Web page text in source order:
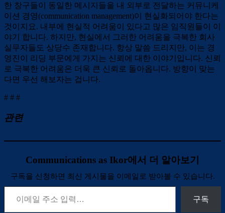
한 창구들이 동일한 메시지들을 내 외부로 전달하는 커뮤니케
이션 경영(communication management)이 현실화되어야 한다는
것이지요. 내부에 현실적 어려움이 있다고 많은 임직원들이 이
야기 합니다. 하지만, 현실에서 그러한 어려움을 극복한 회사
실무자들도 상당수 존재합니다. 항상 말씀 드리지만, 이는 경
영진이 리딩 부문에게 가지는 신뢰에 대한 이야기입니다. 신뢰
로 극복한 어려움은 더욱 큰 신뢰로 돌아옵니다. 방향이 맞는
다면 우선 해보자는 겁니다.
# # #
관련
Communications as Ikor에서 더 알아보기
구독을 신청하면 최신 게시물을 이메일로 받아볼 수 있습니다.
이메일 주소 입력…
구독